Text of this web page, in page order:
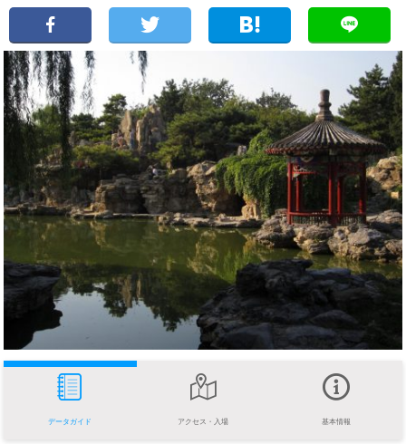
データガイド アクセス・入場 基本情報